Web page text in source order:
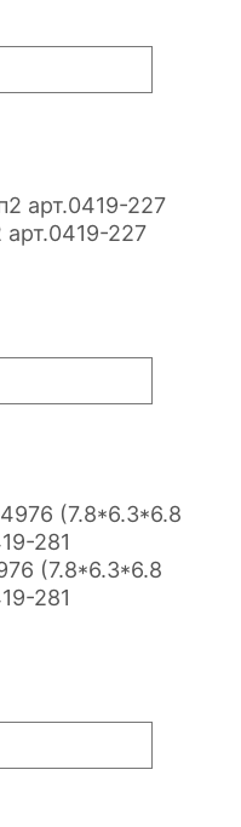
арт.0419-227
(7.8*6.3*6.8
281